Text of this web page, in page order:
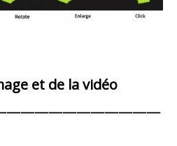
et de la vidéo